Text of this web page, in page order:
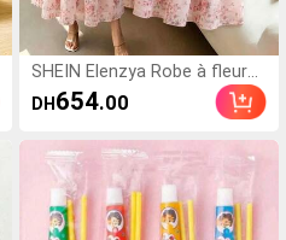
SHEIN Elenzya Robe à fleurs
avec manches à volants, enc
olure carrée, taille cintrée et
et romantique, convient pour
les vacances et le travail, prin
temps/été
DH 654.00